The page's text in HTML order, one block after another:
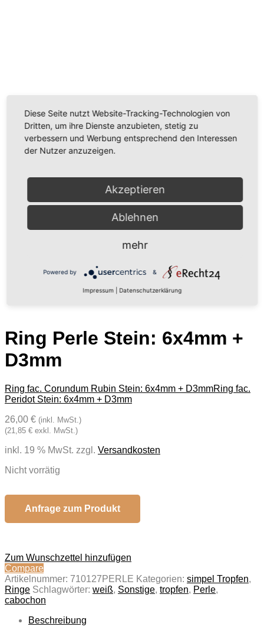
zu Ihren Aktivitäten sammeln. Bitte lesen Sie die Details
durch und stimmen Sie der Nutzung des Service zu,
um dieses Video anzusehen.
Akzeptieren
Usercentrics Consent Management
Ring Perle Stein: 6x4mm +
D3mm
Ring fac. Corundum Rubin Stein: 6x4mm + D3mmRing fac.
Peridot Stein: 6x4mm + D3mm
26,00 € (inkl. MwSt.)
(21,85 € exkl. MwSt.)
inkl. 19 % MwSt. zzgl. Versandkosten
Nicht vorrätig
Anfrage zum Produkt
Zum Wunschzettel hinzufügen
Compare
Artikelnummer: 710127PERLE Kategorien: simpel Tropfen,
Ringe Schlagwörter: weiß, Sonstige, tropfen, Perle,
cabochon
Beschreibung
Diese Seite nutzt Website-Tracking-Technologien von
Dritten, um ihre Dienste anzubieten, stetig zu
verbessern und Werbung entsprechend den Interessen
der Nutzer anzuzeigen.
Akzeptieren
Ablehnen
mehr
Powered by &
Impressum Datenschutzerklärung